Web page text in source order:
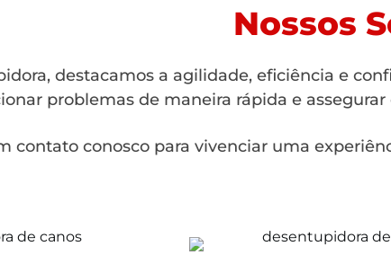
Nossos
destacamos a agilidade, eficiência e
problemas de maneira rápida e
contato conosco para vivenciar uma